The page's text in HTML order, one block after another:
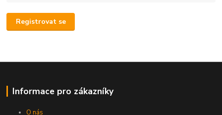
Registrovat se
Informace pro zákazníky
O nás